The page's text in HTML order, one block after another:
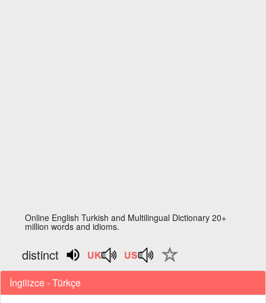
Online English Turkish and Multilingual Dictionary 20+
million words and idioms.
distinct
İngilizce - Türkçe